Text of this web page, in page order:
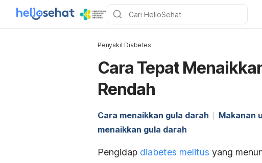
Penyakit Diabetes
Cara Tepat
Rendah
Cara menaikkan gula darah Makanan
menaikkan gula darah
Pengidap diabetes melitus yang